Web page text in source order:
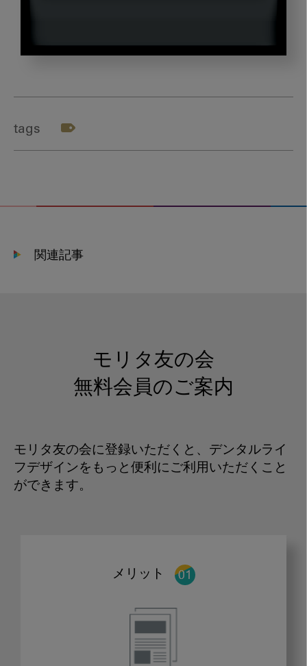
モ
ゴ
ル
け
tags
関連記事
モリタ友の会
無料会員のご案内
モリタ友の会に登録いただくと、デンタルライ
フデザインをもっと便利にご利用いただくこと
ができます。
メリット